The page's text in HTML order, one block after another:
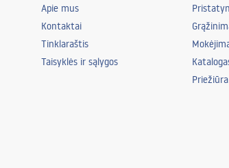
Apie mus
Kontaktai
Tinklaraštis
Taisyklės ir sąlygos
Priežiūra